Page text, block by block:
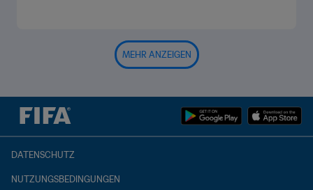
MEHR ANZEIGEN
DATENSCHUTZ
NUTZUNGSBEDINGUNGEN